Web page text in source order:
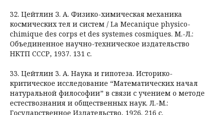
32. Цейтлин З. А. Физико-химическая механика
космических тел и систем / La Mecanique physico-
chimique des corps et des systemes cosmiques. М.-Л.:
Объединенное научно-техническое издательство
НКТП СССР, 1937. 131 с.
33. Цейтлин 3. А. Наука и гипотеза. Историко-
критическое исследование “Математических начал
натуральной философии” в связи с учением о методе
естествознания и общественных наук. Л.-М.:
Государственное Издательство, 1926. 216 с.